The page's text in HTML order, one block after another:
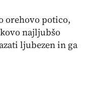
orehovo potico,
najljubšo
ljubezen in ga